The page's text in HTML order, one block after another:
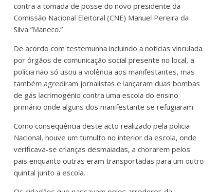
contra a tomada de posse do novo presidente da
Comissão Nacional Eleitoral (CNE) Manuel Pereira da
Silva “Maneco.”
De acordo com testemunha incluindo a notícias vinculada
por órgãos de comunicação social presente no local, a
polícia não só usou a violência aos manifestantes, mas
também agrediram jornalistas e lançaram duas bombas
de gás lacrimogénio contra uma escola do ensino
primário onde alguns dos manifestante se refugiaram.
Como consequência deste acto realizado pela policia
Nacional, houve um tumulto no interior da escola, onde
verificava-se crianças desmaiadas, a chorarem pelos
pais enquanto outras eram transportadas para um outro
quintal junto a escola.